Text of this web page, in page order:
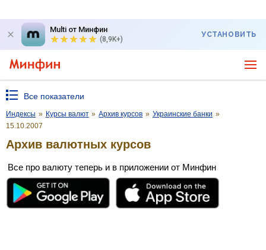
Multi от Минфин
(8,9K+)
УСТАНОВИТЬ
Все показатели
Индексы » Курсы валют » Архив курсов » Украинские банки »
15.10.2007
Архив валютных курсов
Все про валюту теперь и в приложении от Минфин